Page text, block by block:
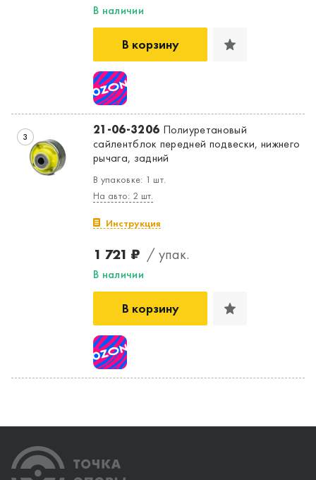
В наличии
В корзину
3 21-06-3206 Полиуретановый
сайлентблок передней подвески, нижнего
рычага, задний
В упаковке: 1 шт.
На авто: 2 шт.
Инструкция
1 721 ₽ / упак.
В наличии
В корзину